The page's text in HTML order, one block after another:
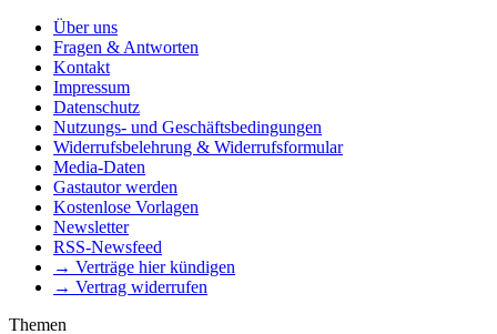
Über uns
Fragen & Antworten
Kontakt
Impressum
Datenschutz
Nutzungs- und Geschäftsbedingungen
Widerrufsbelehrung & Widerrufsformular
Media-Daten
Gastautor werden
Kostenlose Vorlagen
Newsletter
RSS-Newsfeed
→ Verträge hier kündigen
→ Vertrag widerrufen
Themen